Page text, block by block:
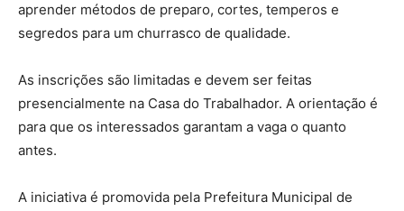
aprender métodos de preparo, cortes, temperos e
segredos para um churrasco de qualidade.
As inscrições são limitadas e devem ser feitas
presencialmente na Casa do Trabalhador. A orientação é
para que os interessados garantam a vaga o quanto
antes.
A iniciativa é promovida pela Prefeitura Municipal de